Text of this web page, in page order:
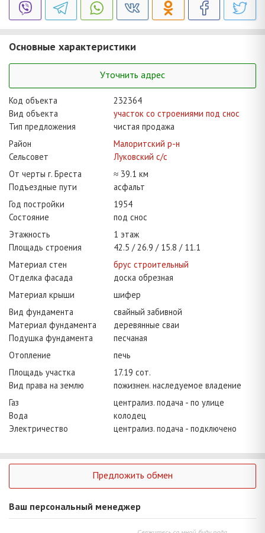
Основные характеристики
Уточнить адрес
Код объекта
232364
Вид объекта
участок со строениями под снос
Тип предложения
чистая продажа
Район
Малоритский р-н
Сельсовет
Луковский с/с
От черты г. Бреста
≈ 39.1 км
Подъездные пути
асфальт
Год постройки
1954
Состояние
под снос
Этажность
1 этаж
Площадь строения
42.5 26.9 15.8
11.1
Материал стен
брус строительный
Отделка фасада
доска обрезная
Материал крыши
шифер
Вид фундамента
свайный забивной
Материал фундамента
деревянные сваи
Подушка фундамента
песчаная
Отопление
печь
Площадь участка
17.19 сот.
Вид права на землю
пожизнен. наследуемое владение
Газ
централиз. подача - по улице
Вода
колодец
Электричество
централиз. подача - подключено
Предложить обмен
Ваш персональный менеджер